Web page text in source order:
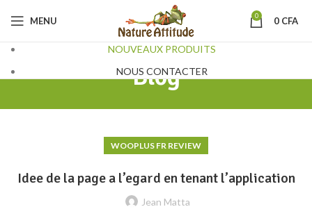
MENU 0 0 CFA
NOUVEAUX PRODUITS
NOUS CONTACTER
Blog
WOOPLUS FR REVIEW
Idee de la page a l’egard en tenant l’application
Jean Matta